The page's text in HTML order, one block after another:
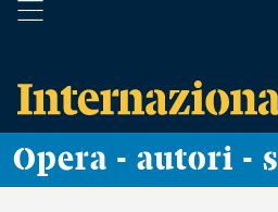
Opera - autori -